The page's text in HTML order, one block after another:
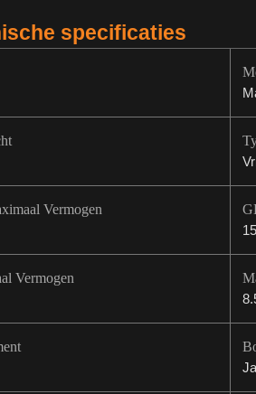
specificaties
Vermogen
Vermogen
Ja